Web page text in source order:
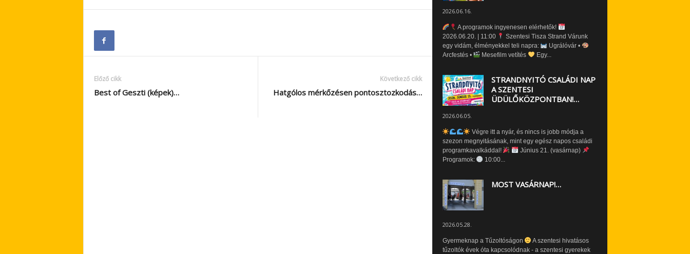
Előző cikk
Best of Geszti (képek)…
Következő cikk
Hatgólos mérkőzésen pontosztozkodás…
2026.06.16.
A programok ingyenesen elérhetők!
2026.06.20. | 11:00
Szentesi Tisza Strand Várunk
egy vidám, élményekkel teli napra:
Ugrálóvár •
Arcfestés •
Mesefilm vetítés Egy...
STRANDNYITÓ CSALÁDI NAP
A SZENTESI
ÜDÜLŐKÖZPONTBAN!…
2026.06.05.
Végre itt a nyár, és nincs is jobb módja a
szezon megnyitásának, mint egy egész napos családi
programkavalkáddal!
Június 21. (vasárnap)
Programok:
10:00...
MOST VASÁRNAP!…
2026.05.28.
Gyermeknap a Tűzoltóságon
A szentesi hivatásos
tűzoltók évek óta kapcsolódnak - a szentesi gyerekek